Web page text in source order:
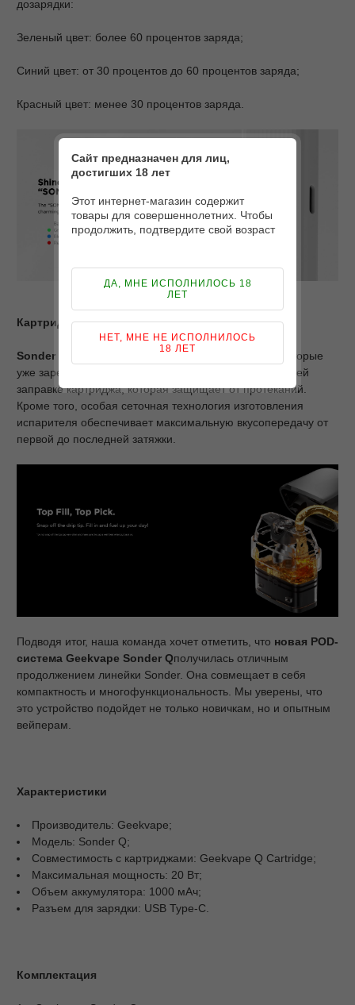
дозарядки:
Зеленый цвет: более 60 процентов заряда;
Синий цвет: от 30 процентов до 60 процентов заряда;
Красный цвет: менее 30 процентов заряда.
Картриджи
Sonder картриджами Geekvape Q
, которые
уже зарекомендовали себя благодаря удобной верхней
заправке картриджа, которая защищает от протеканий.
Кроме того, особая сеточная технология изготовления
испарителя обеспечивает максимальную вкусопередачу от
первой до последней затяжки.
Подводя итог, наша команда хочет отметить, что новая POD-
система Geekvape Sonder Qполучилась отличным
продолжением линейки Sonder. Она совмещает в себя
компактность и многофункциональность. Мы уверены, что
это устройство подойдет не только новичкам, но и опытным
вейперам.
Характеристики
Производитель: Geekvape;
Модель: Sonder Q;
Совместимость с картриджами: Geekvape Q Cartridge;
Максимальная мощность: 20 Вт;
Объем аккумулятора: 1000 мАч;
Разъем для зарядки: USB Type-C.
Комплектация
Сайт предназначен для лиц,
достигших 18 лет
Этот интернет-магазин содержит
товары для совершеннолетних. Чтобы
продолжить, подтвердите свой возраст
ДА, МНЕ ИСПОЛНИЛОСЬ 18
ЛЕТ
НЕТ, МНЕ НЕ ИСПОЛНИЛОСЬ
18 ЛЕТ